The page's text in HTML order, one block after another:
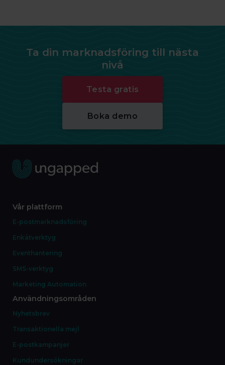
Ta din marknadsföring till nästa
nivå
Testa gratis
Boka demo
Vår plattform
E-postmarknadsföring
Enkätverktyg
Eventhantering
SMS-verktyg
Marketing Automation
Användningsområden
Nyhetsbrev
Transaktionella mejl
E-postkampanjer
Kundundersökningar